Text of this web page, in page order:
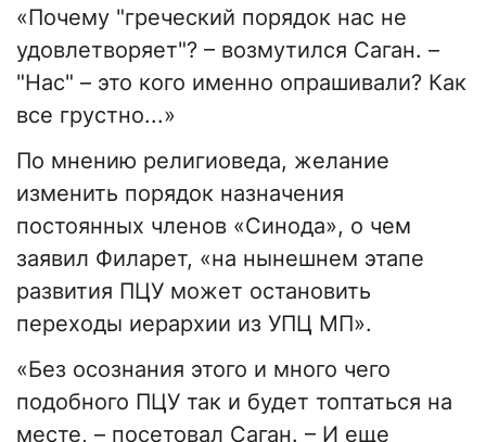
«Почему "греческий порядок нас не
удовлетворяет"? – возмутился Саган. –
"Нас" – это кого именно опрашивали? Как
все грустно...»
По мнению религиоведа, желание
изменить порядок назначения
постоянных членов «Синода», о чем
заявил Филарет, «на нынешнем этапе
развития ПЦУ может остановить
переходы иерархии из УПЦ МП».
«Без осознания этого и много чего
подобного ПЦУ так и будет топтаться на
месте, – посетовал Саган. – И еще